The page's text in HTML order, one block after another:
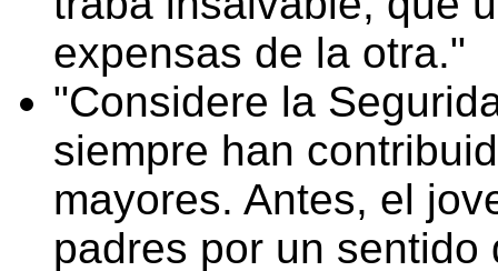
expensas de la otra.
Considere la
siempre han
mayores. Antes, el
padres por un sentido